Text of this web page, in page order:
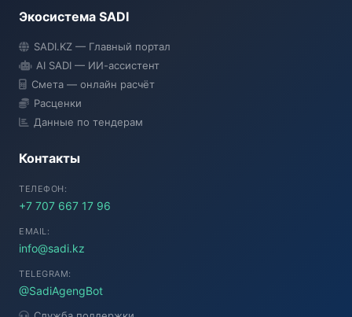
Экосистема SADI
SADI.KZ — Главный портал
AI SADI — ИИ-ассистент
Смета — онлайн расчёт
Расценки
Данные по тендерам
Контакты
ТЕЛЕФОН:
+7 707 667 17 96
EMAIL:
info@sadi.kz
TELEGRAM:
@SadiAgengBot
● Подключение...